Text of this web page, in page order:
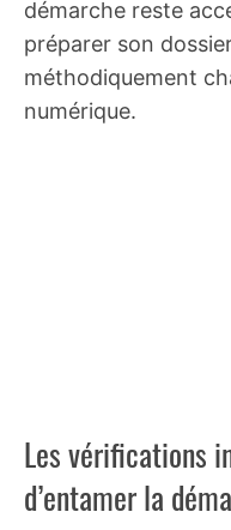
démarche reste
préparer son
méthodiquement
numérique.
Les vérifications
d’entamer la